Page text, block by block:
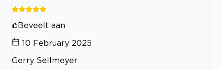
Beveelt aan
10 February 2025
Gerry Sellmeyer